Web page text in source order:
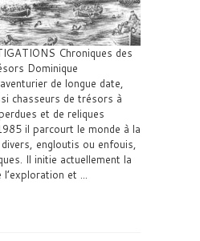
Chroniques des
Dominique
de longue date,
chasseurs de trésors à
et de reliques
il parcourt le monde à la
engloutis ou enfouis,
Il initie actuellement la
et ...